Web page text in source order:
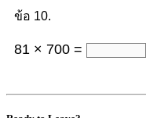
ข้อ 10.
81 × 700 =